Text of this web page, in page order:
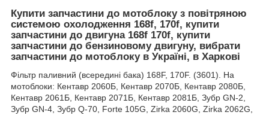
Купити запчастини до мотоблоку з повітряною
системою охолодження 168f, 170f, купити
запчастини до двигуна 168f 170f, купити
запчастини до бензиновому двигуну, вибрати
запчастини до мотоблоку в Україні, в Харкові
Фільтр паливний (всередині бака) 168F, 170F. (3601). На
мотоблоки: Кентавр 2060Б, Кентавр 2070Б, Кентавр 2080Б,
Кентавр 2061Б, Кентавр 2071Б, Кентавр 2081Б, Зубр GN-2,
Зубр GN-4, Зубр Q-70, Forte 105G, Zirka 2060G, Zirka 2062G,